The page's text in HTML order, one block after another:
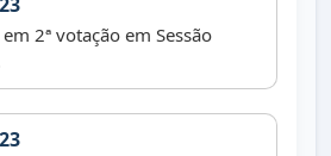
2ª votação em Sessão